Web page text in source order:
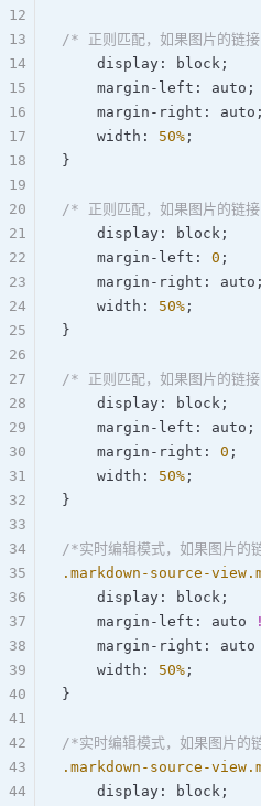
/* 正则匹配，如果图片的
    display:
block ;
    margin-left:
auto
    margin-right:
auto
    width:
50% ;
}
/* 正则匹配，如果图片的
    display:
block ;
    margin-left:
0 ;
    margin-right:
auto
    width:
50% ;
}
/* 正则匹配，如果图片的
    display:
block ;
    margin-left:
auto
    margin-right:
0 ;
    width:
50% ;
}
/*实时编辑模式，如果图片
.markdown-source-
    display:
block ;
    margin-left:
auto
    margin-right:
auto
    width:
50% ;
}
/*实时编辑模式，如果图片
.markdown-source-
    display:
block ;
12
13
14
15
16
17
18
19
20
21
22
23
24
25
26
27
28
29
30
31
32
33
34
35
36
37
38
39
40
41
42
43
44